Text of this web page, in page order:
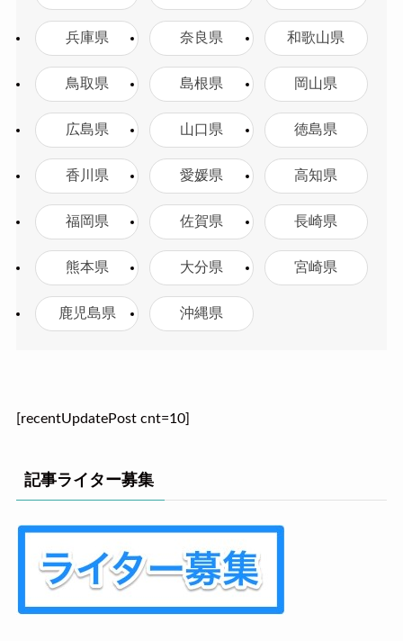
兵庫県 奈良県 和歌山県
鳥取県 島根県 岡山県
広島県 山口県 徳島県
香川県 愛媛県 高知県
福岡県 佐賀県 長崎県
熊本県 大分県 宮崎県
鹿児島県 沖縄県
[recentUpdatePost cnt=10]
記事ライター募集